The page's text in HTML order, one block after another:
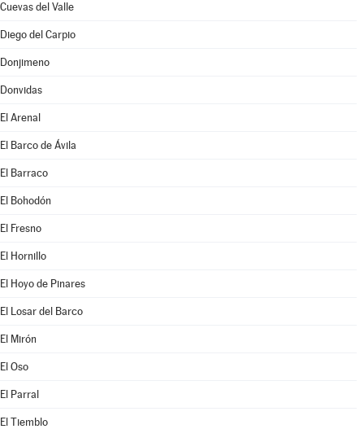
Cuevas del Valle
Diego del Carpio
Donjimeno
Donvidas
El Arenal
El Barco de Ávila
El Barraco
El Bohodón
El Fresno
El Hornillo
El Hoyo de Pinares
El Losar del Barco
El Mirón
El Oso
El Parral
El Tiemblo